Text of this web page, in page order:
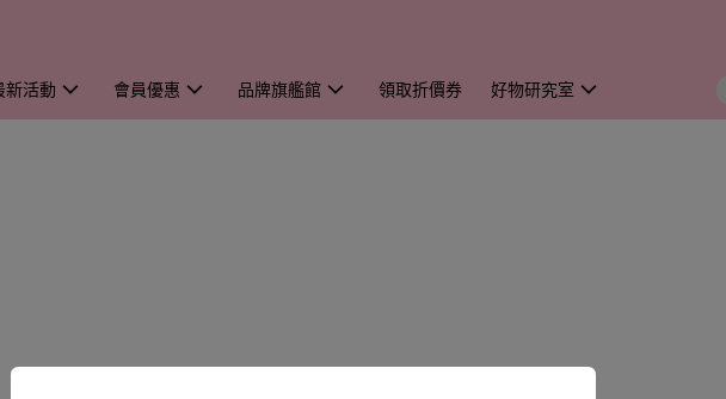
新活動 會員優惠 品牌旗艦館 領取折價券 好物研究室